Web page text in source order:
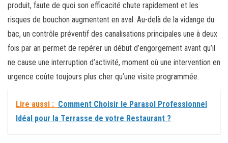
produit, faute de quoi son efficacité chute rapidement et les
risques de bouchon augmentent en aval. Au-delà de la vidange du
bac, un contrôle préventif des canalisations principales une à deux
fois par an permet de repérer un début d’engorgement avant qu’il
ne cause une interruption d’activité, moment où une intervention en
urgence coûte toujours plus cher qu’une visite programmée.
Lire aussi : Comment Choisir le Parasol Professionnel
Idéal pour la Terrasse de votre Restaurant ?